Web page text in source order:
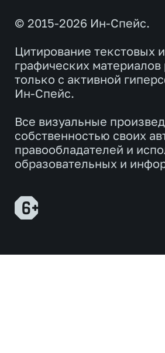
© 2015-2026 Ин-Спейс.
Цитирование текстовых
графических
только с активной
Ин-Спейс.
Все визуальные
собственностью своих
правообладателей и
образовательных и